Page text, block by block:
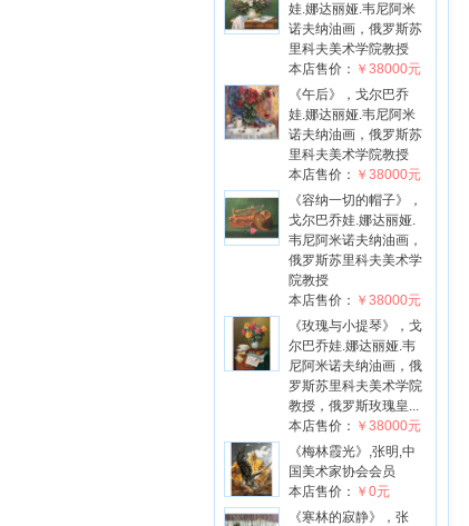
娃.娜达丽娅.韦尼阿米
诺夫纳油画，俄罗斯苏
里科夫美术学院教授
本店售价： ￥38000元
《午后》，戈尔巴乔
娃.娜达丽娅.韦尼阿米
诺夫纳油画，俄罗斯苏
里科夫美术学院教授
本店售价： ￥38000元
《容纳一切的帽子》，
戈尔巴乔娃.娜达丽娅.
韦尼阿米诺夫纳油画，
俄罗斯苏里科夫美术学
院教授
本店售价： ￥38000元
《玫瑰与小提琴》，戈
尔巴乔娃.娜达丽娅.韦
尼阿米诺夫纳油画，俄
罗斯苏里科夫美术学院
教授，俄罗斯玫瑰皇...
本店售价： ￥38000元
《梅林霞光》,张明,中
国美术家协会会员
本店售价： ￥0元
《寒林的寂静》，张